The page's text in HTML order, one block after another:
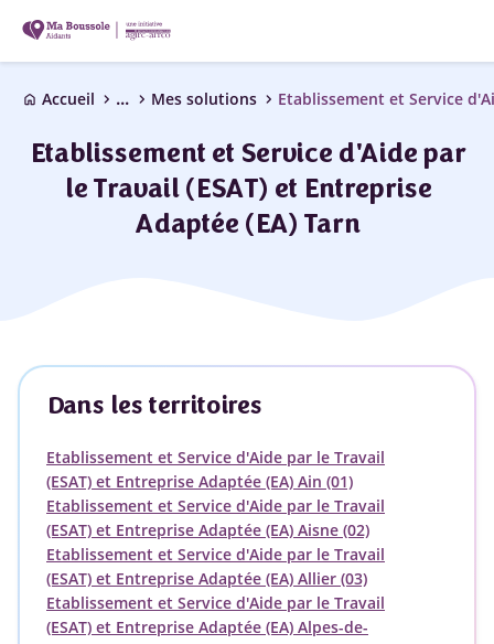
home Accueil chevron_right ... chevron_right Mes solutions chevron_right
Etablissement et Service d'Aide par
le Travail (ESAT) et Entreprise
Adaptée (EA) Tarn
Dans les territoires
Etablissement et Service d'Aide par le Travail
(ESAT) et Entreprise Adaptée (EA) Ain (01)
Etablissement et Service d'Aide par le Travail
(ESAT) et Entreprise Adaptée (EA) Aisne (02)
Etablissement et Service d'Aide par le Travail
(ESAT) et Entreprise Adaptée (EA) Allier (03)
Etablissement et Service d'Aide par le Travail
(ESAT) et Entreprise Adaptée (EA) Alpes-de-